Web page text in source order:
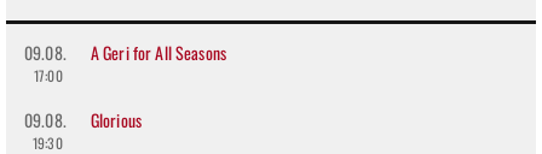
09.08.
17:00
A Geri for All Seasons
09.08.
19:30
Glorious